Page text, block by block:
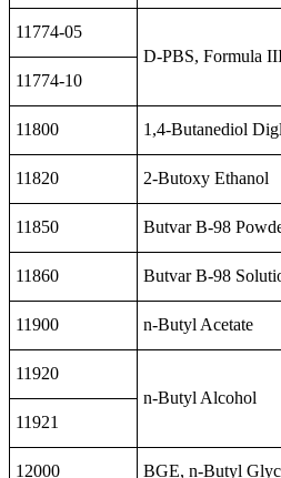
11774-05
D-PBS, Formula
11774-10
11800 1,4-Butanediol
11820 2-Butoxy Ethanol
11850 Butvar B-98
11860 Butvar B-98
11900 n-Butyl Acetate
11920
n-Butyl Alcohol
11921
12000 BGE, n-Butyl